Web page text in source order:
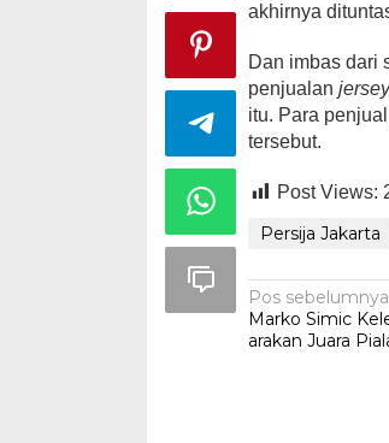
akhirnya
Dan imbas dari
penjualan
itu. Para
tersebut.
Post Views:
Persija Jakarta
Navigasi
pos
Pos sebelumnya
Marko Simic
arakan Juara
Ini Dia Hubungan Partai Garuda
dengan Gerindra
Februari 19, 2018